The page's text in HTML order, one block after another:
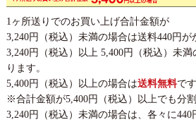
2025/05/23
【新茶出揃い＆特別企画＆季節のお菓
始まりました】
平素はあきは茶園をご愛顧頂き、誠に
す。
お待たせしました。本日より、当園の
1ヶ所送りでのお買い上げ合計金額が
3,240円（税込）未満の場合は送料440円が
3,240円（税込）以上 5,400円（税込）未
ります。
5,400円（税込）以上の場合は送料無料です
※合計金額が5,400円（税込）以上でも分
3,240円（税込）未満の場合は、各々に440